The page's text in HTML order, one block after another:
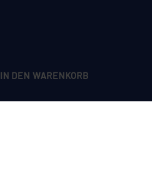
IN DEN WARENKORB